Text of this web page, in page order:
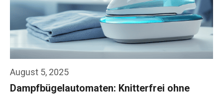
August 5, 2025
Dampfbügelautomaten: Knitterfrei ohne